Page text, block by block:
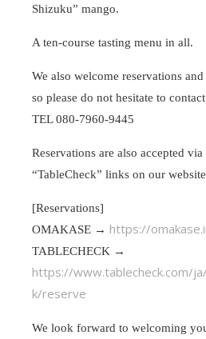
Shizuku” mango.
A ten-course tasting menu in all.
We also welcome reservations
so please do not hesitate to
TEL 080-7960-9445
Reservations are also accepted
“TableCheck” links on our
[Reservations]
OMAKASE → https://
TABLECHECK →
https://www.tablecheck.com/
k/reserve
We look forward to welcoming